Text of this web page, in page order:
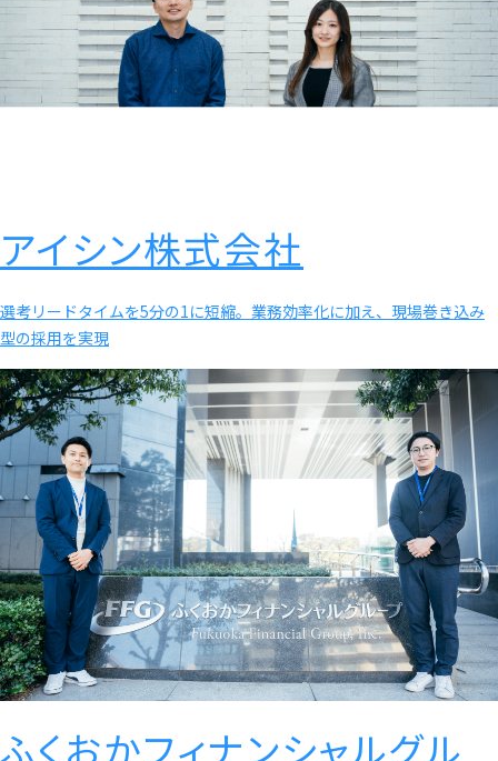
アイシン株式会社
選考リードタイムを5分の1に短縮。業務効率化に加え、現場巻き込み
型の採用を実現
ふくおかフィナンシャルグル